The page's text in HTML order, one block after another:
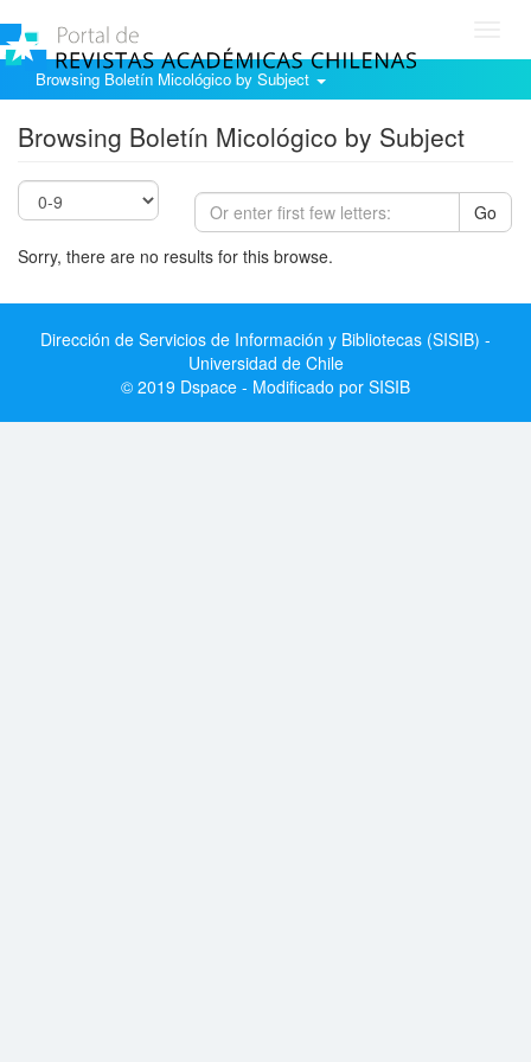
Browsing Boletín Micológico by Subject
Browsing Boletín Micológico by Subject
Go
Sorry, there are no results for this browse.
Dirección de Servicios de Información y Bibliotecas (SISIB) -
Universidad de Chile
© 2019 Dspace - Modificado por SISIB